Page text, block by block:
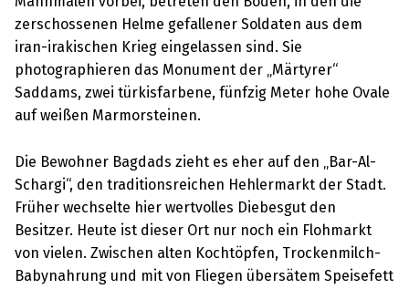
zerschossenen Helme gefallener Soldaten aus dem
iran-irakischen Krieg eingelassen sind. Sie
photographieren das Monument der „Märtyrer“
Saddams, zwei türkisfarbene, fünfzig Meter hohe Ovale
auf weißen Marmorsteinen.
Die Bewohner Bagdads zieht es eher auf den „Bar-Al-
Schargi“, den traditionsreichen Hehlermarkt der Stadt.
Früher wechselte hier wertvolles Diebesgut den
Besitzer. Heute ist dieser Ort nur noch ein Flohmarkt
von vielen. Zwischen alten Kochtöpfen, Trockenmilch-
Babynahrung und mit von Fliegen übersätem Speisefett